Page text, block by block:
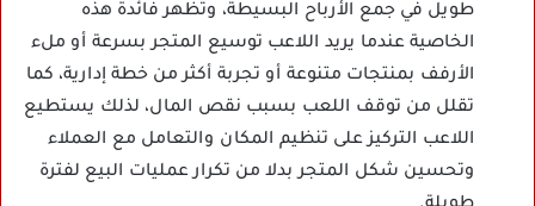
طويل في جمع الأرباح البسيطة، وتظهر فائدة هذه
الخاصية عندما يريد اللاعب توسيع المتجر بسرعة أو ملء
الأرفف بمنتجات متنوعة أو تجربة أكثر من خطة إدارية، كما
تقلل من توقف اللعب بسبب نقص المال، لذلك يستطيع
اللاعب التركيز على تنظيم المكان والتعامل مع العملاء
وتحسين شكل المتجر بدلا من تكرار عمليات البيع لفترة